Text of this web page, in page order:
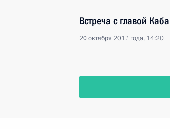
Встреча с главой
20 октября 2017 года, 14:20